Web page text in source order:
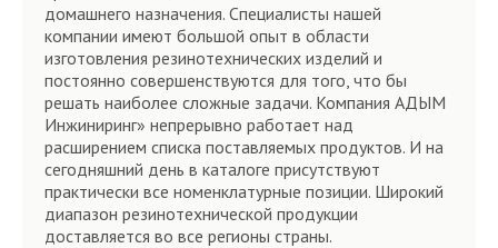
домашнего назначения. Специалисты нашей
компании имеют большой опыт в области
изготовления резинотехнических изделий и
постоянно совершенствуются для того, что бы
решать наиболее сложные задачи. Компания АДЫМ
Инжиниринг» непрерывно работает над
расширением списка поставляемых продуктов. И на
сегодняшний день в каталоге присутствуют
практически все номенклатурные позиции. Широкий
диапазон резинотехнической продукции
доставляется во все регионы страны.